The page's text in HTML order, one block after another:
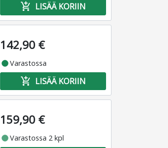
add_shopping_cart LISÄÄ KORIIN
142,90 €
fiber_manual_recordVarastossa
add_shopping_cart LISÄÄ KORIIN
159,90 €
fiber_manual_recordVarastossa 2 kpl